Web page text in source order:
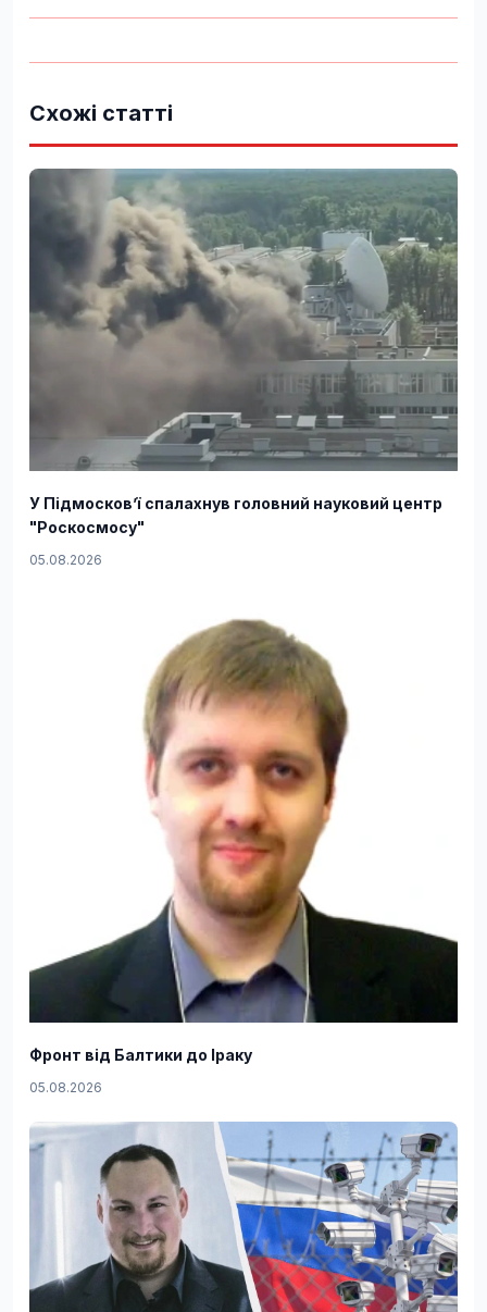
Схожі статті
У Підмосков’ї спалахнув головний науковий центр
"Роскосмосу"
05.08.2026
Фронт від Балтики до Іраку
05.08.2026